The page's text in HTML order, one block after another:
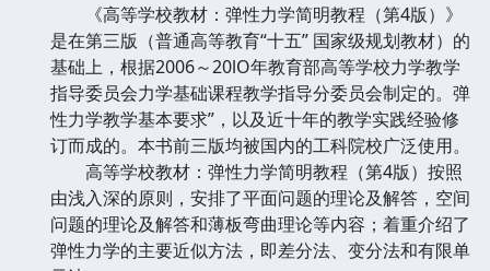
《高等学校教材：弹性力学简明教程（第4版）》
是在第三版（普通高等教育“十五” 国家级规划教材）的
基础上，根据2006～20lO年教育部高等学校力学教学
指导委员会力学基础课程教学指导分委员会制定的。弹
性力学教学基本要求”，以及近十年的教学实践经验修
订而成的。本书前三版均被国内的工科院校广泛使用。
高等学校教材：弹性力学简明教程（第4版）按照
由浅入深的原则，安排了平面问题的理论及解答，空间
问题的理论及解答和薄板弯曲理论等内容；着重介绍了
弹性力学的主要近似方法，即差分法、变分法和有限单